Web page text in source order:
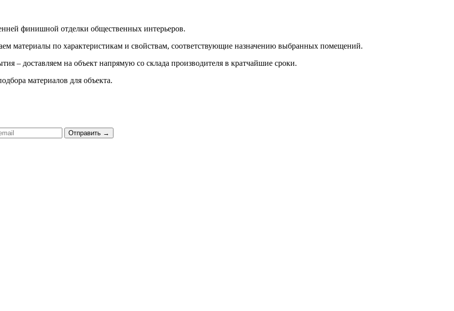
финишной отделки общественных интерьеров.
материалы по характеристикам и свойствам, соответствующие назначению выбранных помещений.
– доставляем на объект напрямую со склада производителя в кратчайшие сроки.
материалов для объекта.
Отправить →